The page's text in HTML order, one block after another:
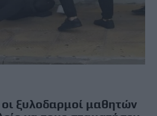
οι ξυλοδαρμοί μαθητών